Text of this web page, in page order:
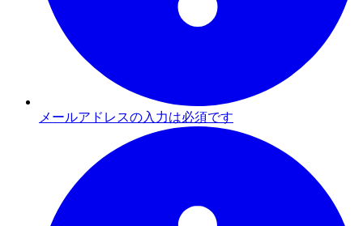
メールアドレスの入力は必須です